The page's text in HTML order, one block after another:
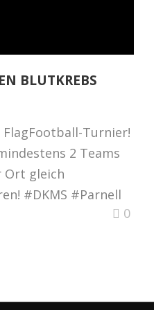
BLUTKREBS
FlagFootball-Turnier!
2 Teams
Ort gleich
#DKMS #Parnell
0